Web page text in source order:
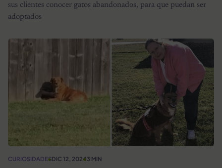
sus clientes conocer gatos abandonados, para que puedan ser
adoptados
CURIOSIDADESDIC 12, 20243 MIN